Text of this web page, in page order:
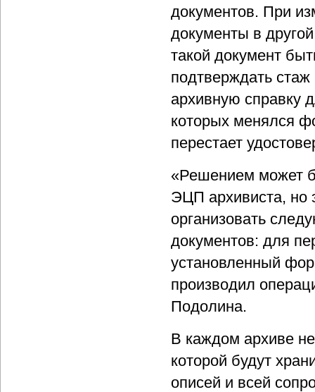
документов. При
документы в
такой документ
подтверждать
архивную справку
которых менялся
перестает
«Решением может
ЭЦП архивиста, но
организовать
документов: для
установленный
производил
Подолина.
В каждом архиве
которой будут
описей и всей